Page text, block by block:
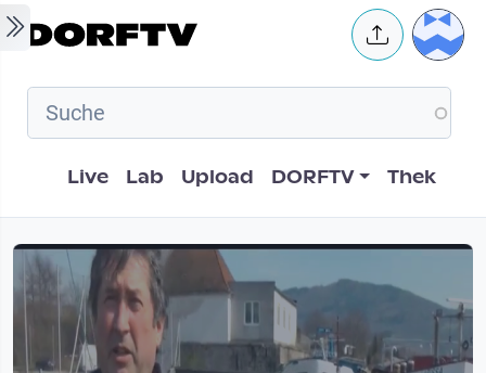
Skip to main content User
Hauptnavigation
Live Lab Upload DORFTV Thek